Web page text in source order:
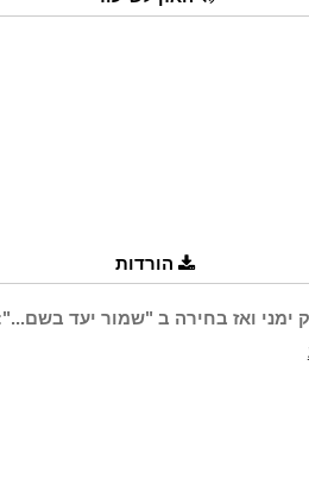
הורדות
ימני ואז בחירה ב "שמור יעד